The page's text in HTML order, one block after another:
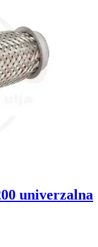
univerzalna